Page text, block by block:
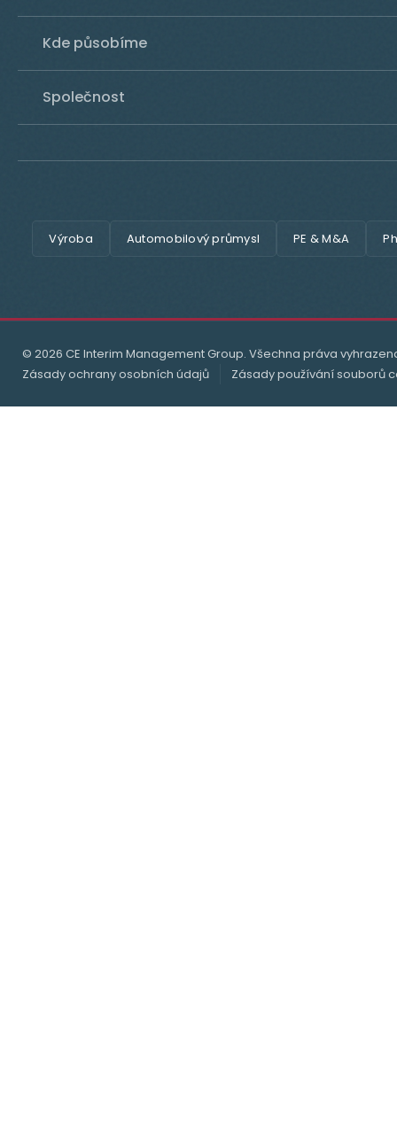
Kde působíme
Společnost
Výroba Automobilový průmysl PE & M&A
© 2026 CE Interim Management Group. Všechna práva
Zásady ochrany osobních údajů
Zásady používání souborů